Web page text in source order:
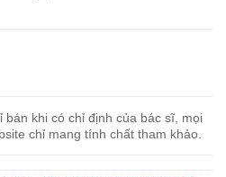
bán khi có chỉ định của bác sĩ, mọi
chỉ mang tính chất tham khảo.